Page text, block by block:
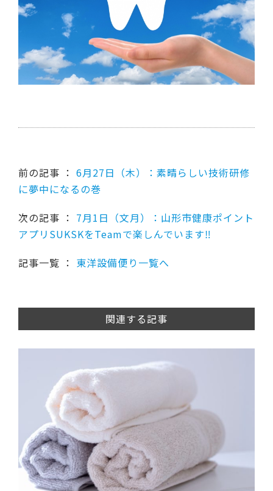
前の記事 ： 6月27日（木）：素晴らしい技術研修
に夢中になるの巻
次の記事 ： 7月1日（文月）：山形市健康ポイント
アプリSUKSKをTeamで楽しんでいます‼
記事一覧 ： 東洋設備便り一覧へ
関連する記事